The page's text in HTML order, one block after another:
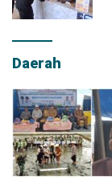
Daerah